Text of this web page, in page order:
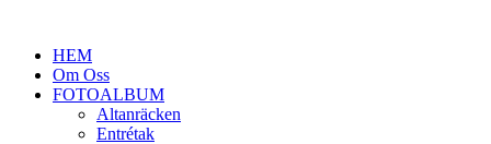
HEM
Om Oss
FOTOALBUM
Altanräcken
Entrétak